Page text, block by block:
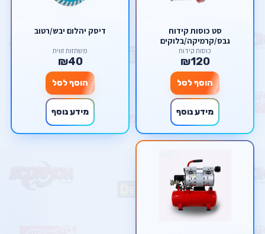
סט כוסות קידוח
גבס/קרמיקה/בלוקים
כוסות קידוח
₪120
הוסף לסל
מידע נוסף
דיסק יהלום יבש/רטוב
משחזות זווית
₪40
הוסף לסל
מידע נוסף